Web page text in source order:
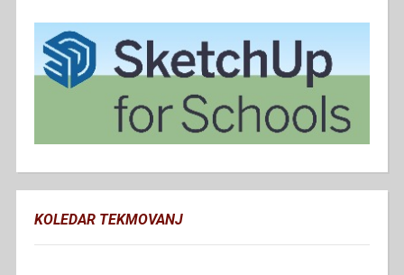
KOLEDAR TEKMOVANJ